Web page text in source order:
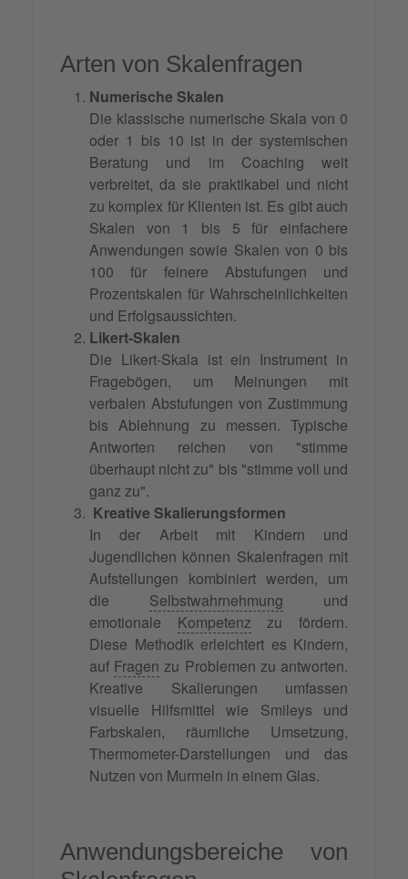
Arten von Skalenfragen
Numerische Skalen
Die klassische numerische Skala von 0
oder 1 bis 10 ist in der systemischen
Beratung und im Coaching weit
verbreitet, da sie praktikabel und nicht
zu komplex für Klienten ist. Es gibt auch
Skalen von 1 bis 5 für einfachere
Anwendungen sowie Skalen von 0 bis
100 für feinere Abstufungen und
Prozentskalen für Wahrscheinlichkeiten
und Erfolgsaussichten.
Likert-Skalen
Die Likert-Skala ist ein Instrument in
Fragebögen, um Meinungen mit
verbalen Abstufungen von Zustimmung
bis Ablehnung zu messen. Typische
Antworten reichen von "stimme
überhaupt nicht zu" bis "stimme voll und
ganz zu".
Kreative Skalierungsformen
In der Arbeit mit Kindern und
Jugendlichen können Skalenfragen mit
Aufstellungen kombiniert werden, um
die Selbstwahrnehmung und
emotionale Kompetenz zu fördern.
Diese Methodik erleichtert es Kindern,
auf Fragen zu Problemen zu antworten.
Kreative Skalierungen umfassen
visuelle Hilfsmittel wie Smileys und
Farbskalen, räumliche Umsetzung,
Thermometer-Darstellungen und das
Nutzen von Murmeln in einem Glas.
Anwendungsbereiche von